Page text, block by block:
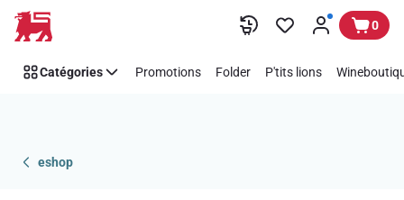
Passer 0
Catégories Promotions Folder P'tits lions
eshop